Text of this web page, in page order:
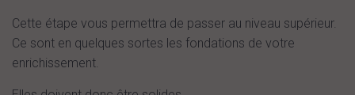
Cette étape vous permettra de passer au niveau supérieur.
Ce sont en quelques sortes les fondations de votre
enrichissement.